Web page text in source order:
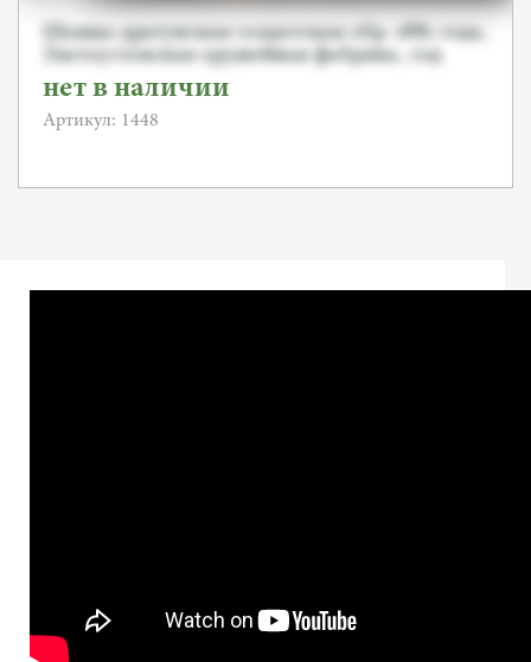
Шашка драгунская солдатская обр. 1881 года,
Златоустовская оружейная фабрика, год
артиллерийская бригада, 2 парк
нет в наличии
Артикул: 1448